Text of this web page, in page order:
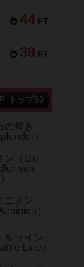
44 PT
39 PT
トップ50